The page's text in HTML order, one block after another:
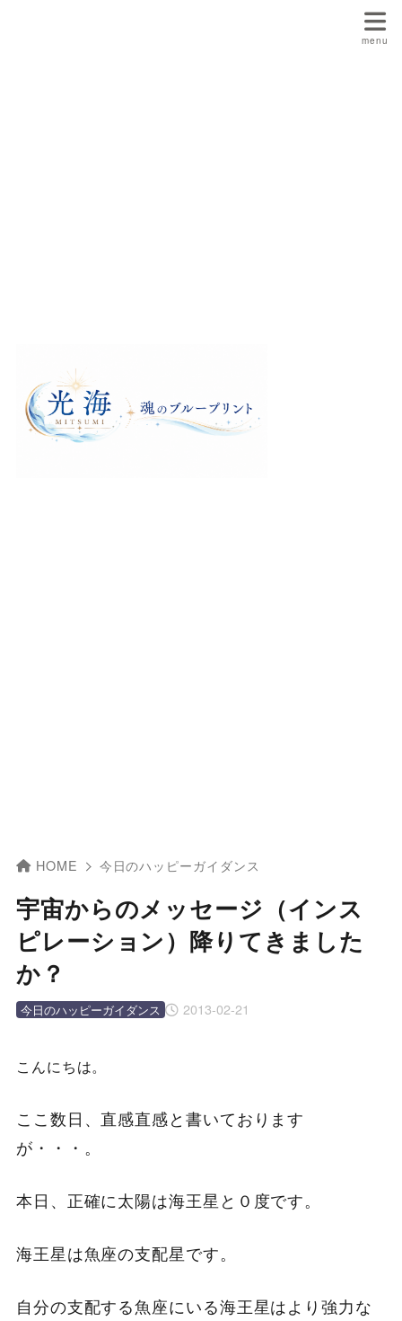
HOME 今日のハッピーガイダンス
宇宙からのメッセージ（インス
ピレーション）降りてきました
か？
2013-02-21
今日のハッピーガイダンス
こんにちは。
ここ数日、直感直感と書いております
が・・・。
本日、正確に太陽は海王星と０度です。
海王星は魚座の支配星です。
自分の支配する魚座にいる海王星はより強力な